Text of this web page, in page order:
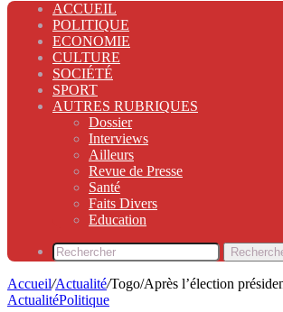
ACCUEIL
POLITIQUE
ECONOMIE
CULTURE
SOCIÉTÉ
SPORT
AUTRES RUBRIQUES
Dossier
Interviews
Ailleurs
Revue de Presse
Santé
Faits Divers
Education
Accueil/Actualité/Togo/Après l’élection
ActualitéPolitique